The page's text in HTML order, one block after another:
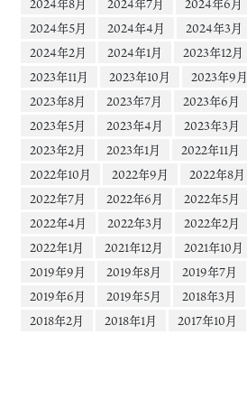
2024年8月
2024年7月
2024年6月
2024年5月
2024年4月
2024年3月
2024年2月
2024年1月
2023年12月
2023年11月
2023年10月
2023年9月
2023年8月
2023年7月
2023年6月
2023年5月
2023年4月
2023年3月
2023年2月
2023年1月
2022年11月
2022年10月
2022年9月
2022年8月
2022年7月
2022年6月
2022年5月
2022年4月
2022年3月
2022年2月
2022年1月
2021年12月
2021年10月
2019年9月
2019年8月
2019年7月
2019年6月
2019年5月
2018年3月
2018年2月
2018年1月 2017年10月